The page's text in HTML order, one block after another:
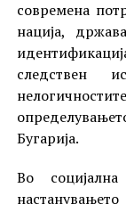
современа
нација,
следствен
Бугарија.
Во